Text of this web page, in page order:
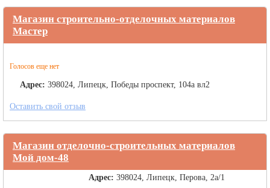
Магазин строительно-отделочных материалов
Мастер
Голосов еще нет
Адрес: 398024, Липецк, Победы проспект, 104а вл2
Оставить свой отзыв
Магазин отделочно-строительных материалов
Мой дом-48
Адрес: 398024, Липецк, Перова, 2а/1